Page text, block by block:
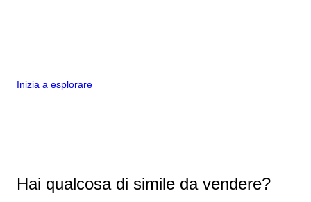
Inizia a esplorare
Hai qualcosa di simile da vendere?